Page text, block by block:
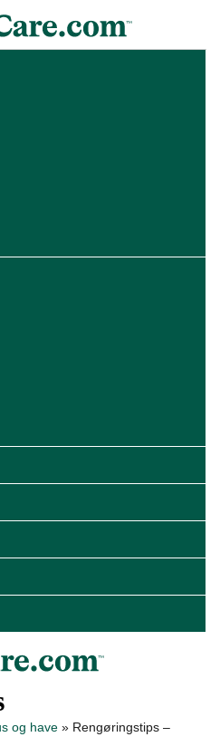
og have » Rengøringstips –